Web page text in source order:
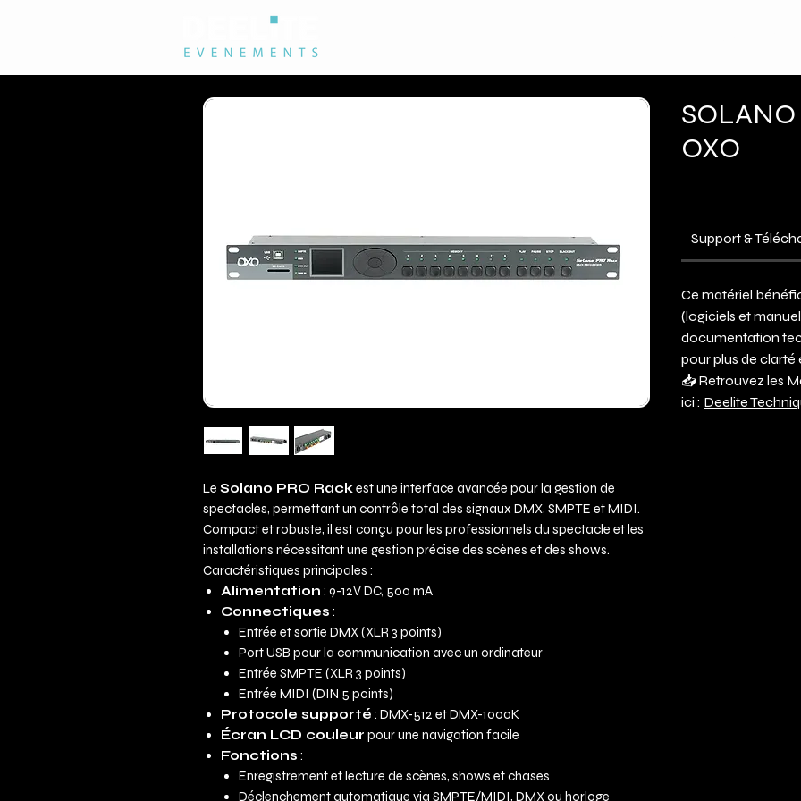
Le Solano PRO Rackest une interface avancée pour la gestion de
spectacles, permettant un contrôle total des signaux DMX, SMPTE et MIDI.
Compact et robuste, il est conçu pour les professionnels du spectacle et les
installations nécessitant une gestion précise des scènes et des shows.
Caractéristiques principales :
Alimentation : 9-12V DC, 500 mA
Connectiques :
Entrée et sortie DMX (XLR 3 points)
Port USB pour la communication avec un ordinateur
Entrée SMPTE (XLR 3 points)
Entrée MIDI (DIN 5 points)
Protocole supporté : DMX-512 et DMX-1000K
Écran LCD couleur pour une navigation facile
Fonctions :
Enregistrement et lecture de scènes, shows et chases
Déclenchement automatique via SMPTE/MIDI, DMX ou horloge
OXO
Support &
Ce matériel
(logiciels et
documentation
pour plus de clarté
📥 Retrouvez les
ici : Deelite